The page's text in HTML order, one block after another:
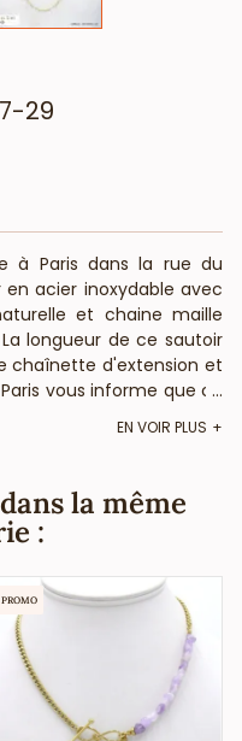
29
à Paris dans la rue du
acier inoxydable avec
et chaine maille
longueur de ce sautoir
chaînette d'extension et
vous informe que ce
fournisseur français
ne contient pas de
est anti-allergique
et européennes).
...
EN VOIR PLUS
la même
:
PROMO